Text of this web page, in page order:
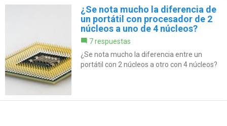
¿Se nota mucho la diferencia de
un portátil con procesador de 2
núcleos a uno de 4 núcleos?
7 respuestas
¿Se nota mucho la diferencia entre un
portátil con 2 núcleos a otro con 4 núcleos?